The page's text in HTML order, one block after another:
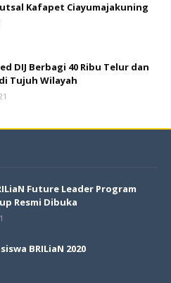
Kafapet Ciayumajakuning
DIJ Berbagi 40 Ribu Telur dan
Tujuh Wilayah
Future Leader Program
Resmi Dibuka
BRILiaN 2020